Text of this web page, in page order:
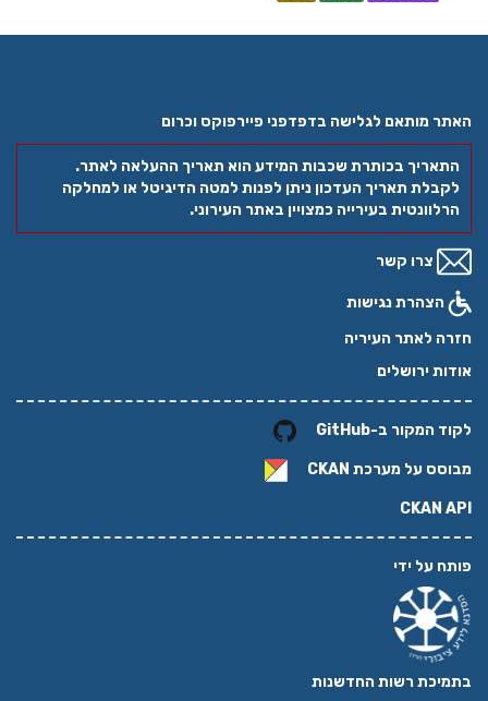
האתר מותאם לגלישה בדפדפני פיירפוקס וכרום
התאריך בכותרת שכבות המידע הוא תאריך ההעלאה לאתר.
לקבלת תאריך העדכון ניתן לפנות למטה הדיגיטל או למחלקה
הרלוונטית בעירייה כמצויין באתר העירוני.
צרו קשר
הצהרת נגישות
חזרה לאתר העיריה
אודות ירושלים
לקוד המקור ב-GitHub
מבוסס על מערכת CKAN
CKAN API
פותח על ידי
בתמיכת רשות החדשנות